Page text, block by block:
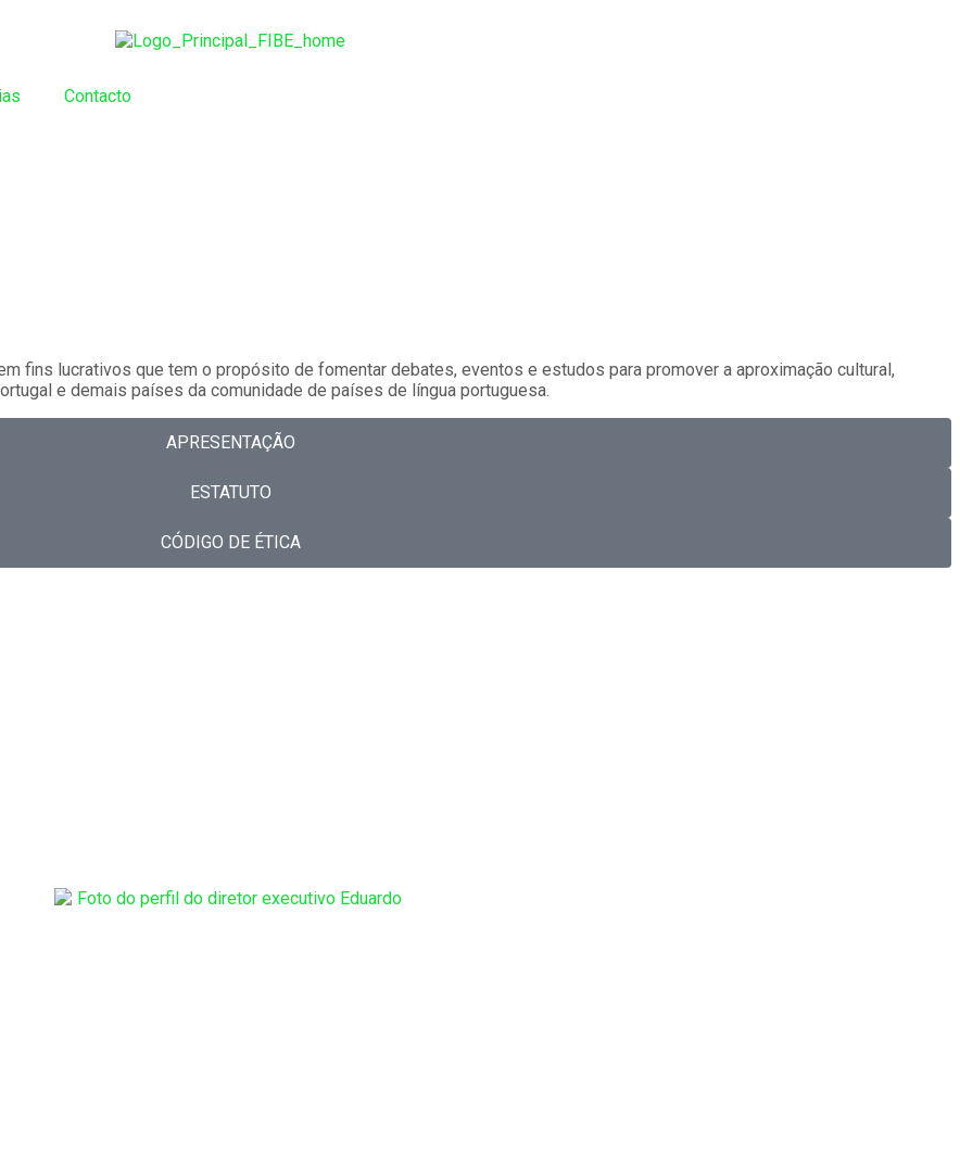
Contacto
fins lucrativos que tem o propósito de fomentar debates, eventos e estudos para promover a aproximação cultural,
e demais países da comunidade de países de língua portuguesa.
APRESENTAÇÃO
ESTATUTO
CÓDIGO DE ÉTICA